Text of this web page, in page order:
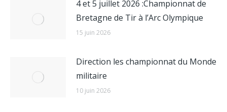
4 et 5 juillet 2026 :Championnat de
Bretagne de Tir à l’Arc Olympique
15 juin 2026
Direction les championnat du Monde
militaire
10 juin 2026